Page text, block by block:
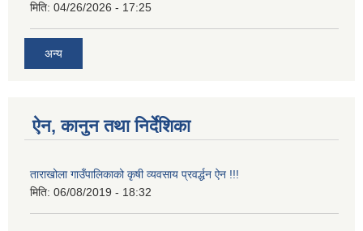
मिति: 04/26/2026 - 17:25
अन्य
ऐन, कानुन तथा निर्देशिका
ताराखोला गाउँपालिकाको कृषी व्यवसाय प्रवर्द्धन ऐन !!!
मिति: 06/08/2019 - 18:32